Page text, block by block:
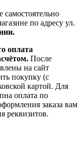
самостоятельно
по адресу ул.
оплата
После
на сайт
покупку (с
картой. Для
оплата по
заказа вам
реквизитов.